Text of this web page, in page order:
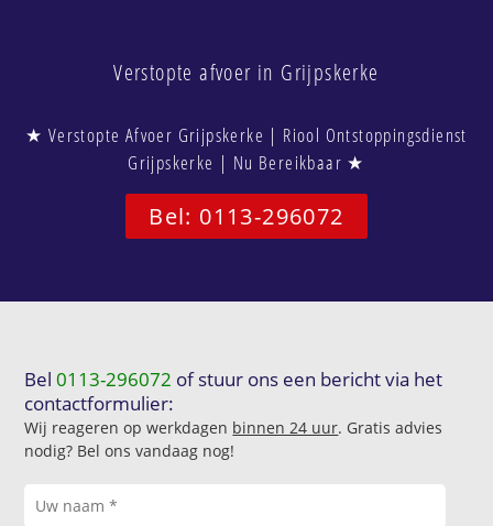
Verstopte afvoer in Grijpskerke
★ Verstopte Afvoer Grijpskerke | Riool Ontstoppingsdienst
Grijpskerke | Nu Bereikbaar ★
Bel: 0113-296072
Bel0113-296072 of stuur ons een bericht via het
contactformulier:
Wij reageren op werkdagen binnen 24 uur. Gratis advies
nodig? Bel ons vandaag nog!